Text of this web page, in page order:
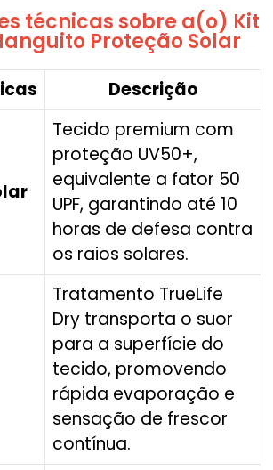
técnicas sobre a(o) Kit
Proteção Solar
Descrição
Tecido premium com
proteção UV50+,
equivalente a fator 50
UPF, garantindo até 10
horas de defesa contra
os raios solares.
Tratamento TrueLife
Dry transporta o suor
para a superfície do
tecido, promovendo
rápida evaporação e
sensação de frescor
contínua.